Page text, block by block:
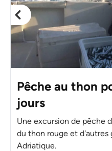
Pêche au thon
jours
Une excursion de pêche
du thon rouge et d'autres
Adriatique.